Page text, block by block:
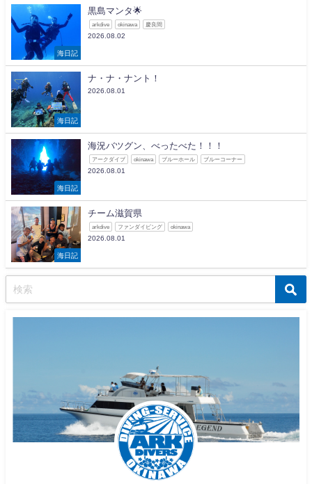
海日記
黒島マンタ🌟
arkdive okinawa 慶良間
2026.08.02
海日記
ナ・ナ・ナント！
2026.08.01
海日記
海況バツグン、べったべた！！！
アークダイブ okinawa ブルーホール ブルーコーナー
2026.08.01
海日記
チーム滋賀県
arkdive ファンダイビング okinawa
2026.08.01